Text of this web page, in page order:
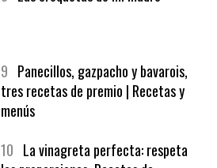
9Panecillos, gazpacho y bavarois,
tres recetas de premio | Recetas y
menús